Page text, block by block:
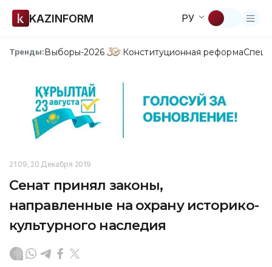
KAZINFORM РУ
Тренды:Выборы-2026 Конституционная реформа
21:09, 20 Декабря 2019
Сенат принял законы,
направленные на охрану историко-
культурного наследия